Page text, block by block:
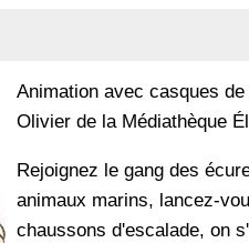
Animation avec casques
Olivier de la Médiathèque
Rejoignez le gang des
animaux marins, lancez-
chaussons d'escalade, on